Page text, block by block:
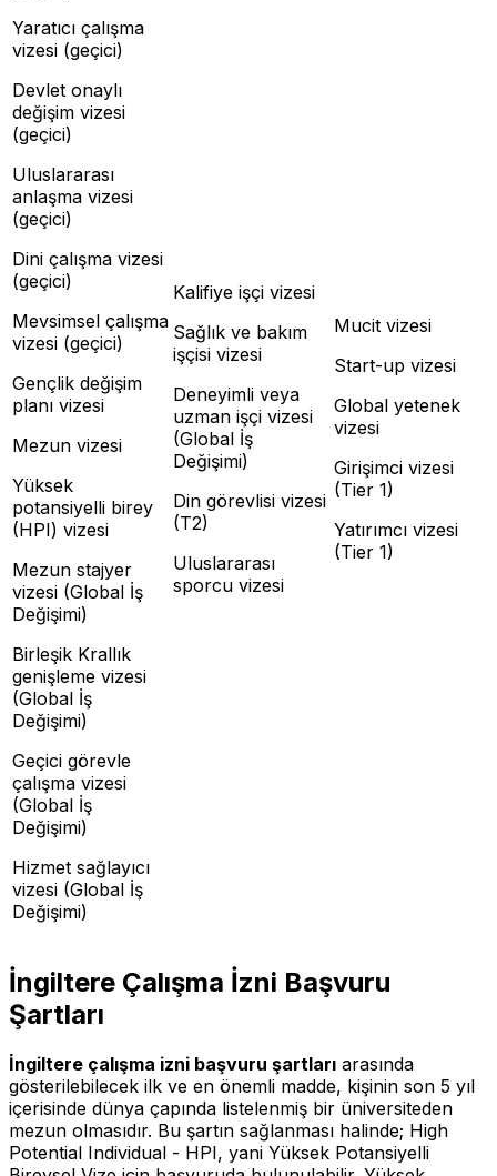
Yaratıcı çalışma
vizesi (geçici)
Devlet onaylı
değişim vizesi
(geçici)
Uluslararası
anlaşma vizesi
(geçici)
Dini çalışma vizesi
(geçici)
Mevsimsel çalışma
vizesi (geçici)
Gençlik değişim
planı vizesi
Mezun vizesi
Yüksek
potansiyelli birey
(HPI) vizesi
Mezun stajyer
vizesi (Global İş
Değişimi)
Birleşik Krallık
genişleme vizesi
(Global İş
Değişimi)
Geçici görevle
çalışma vizesi
(Global İş
Değişimi)
Hizmet sağlayıcı
vizesi (Global İş
Değişimi)
Kalifiye işçi vizesi
Sağlık ve bakım
işçisi vizesi
Deneyimli veya
uzman işçi vizesi
(Global İş
Değişimi)
Din görevlisi vizesi
(T2)
Uluslararası
sporcu vizesi
Mucit vizesi
Start-up vizesi
Global yetenek
vizesi
Girişimci vizesi
(Tier 1)
Yatırımcı vizesi
(Tier 1)
İngiltere Çalışma İzni Başvuru
Şartları
İngiltere çalışma izni başvuru şartları arasında
gösterilebilecek ilk ve en önemli madde, kişinin son 5 yıl
içerisinde dünya çapında listelenmiş bir üniversiteden
mezun olmasıdır. Bu şartın sağlanması halinde; High
Potential Individual - HPI, yani Yüksek Potansiyelli